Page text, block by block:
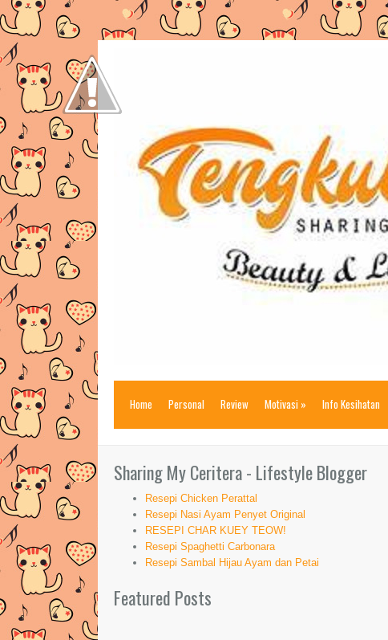
Home Personal Review Motivasi » Info Kesihatan
Sharing My Ceritera - Lifestyle Blogger
Resepi Chicken Perattal
Resepi Nasi Ayam Penyet Original
RESEPI CHAR KUEY TEOW!
Resepi Spaghetti Carbonara
Resepi Sambal Hijau Ayam dan Petai
Featured Posts